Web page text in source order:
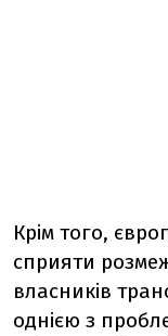
Крім того,
сприяти
власників
однією з